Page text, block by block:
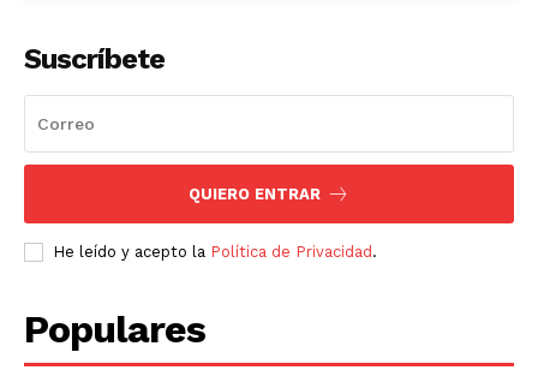
Suscríbete
QUIERO ENTRAR
He leído y acepto la Política de Privacidad .
Populares